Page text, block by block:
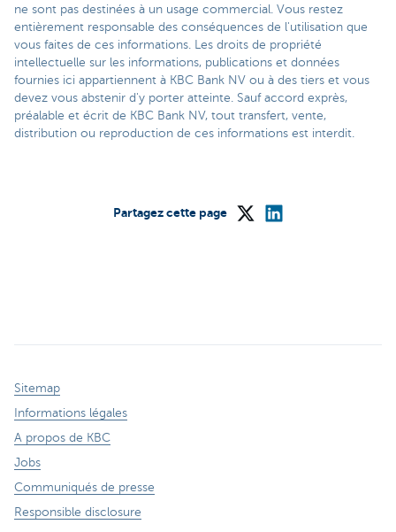
ne sont pas destinées à un usage commercial. Vous restez
entièrement responsable des conséquences de l'utilisation que
vous faites de ces informations. Les droits de propriété
intellectuelle sur les informations, publications et données
fournies ici appartiennent à KBC Bank NV ou à des tiers et vous
devez vous abstenir d'y porter atteinte. Sauf accord exprès,
préalable et écrit de KBC Bank NV, tout transfert, vente,
distribution ou reproduction de ces informations est interdit.
Partagez cette page
Sitemap
Informations légales
A propos de KBC
Jobs
Communiqués de presse
Responsible disclosure